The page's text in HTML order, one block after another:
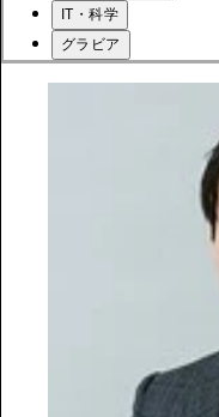
IT・科学
グラビア